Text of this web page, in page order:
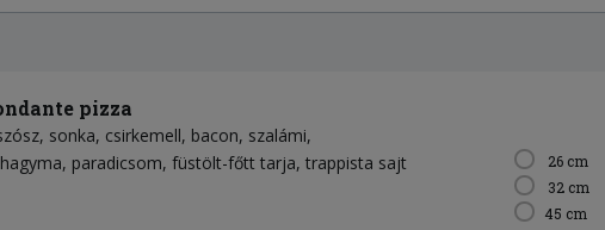
pizza
sonka csirkemell bacon szalámi
paradicsom füstölt-főtt tarja trappista sajt 26 cm
32 cm
45 cm